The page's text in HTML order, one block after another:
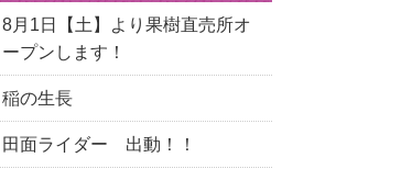
8月1日【土】より果樹直売所オ
ープンします！
稲の生長
田面ライダー 出動！！